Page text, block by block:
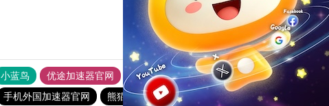
小蓝鸟 优途加速器官网 风驰加速器 旋风加速器
八戒看书
手机外国加速器官网 熊猫加速器 苹果加速器 快鸭加速器